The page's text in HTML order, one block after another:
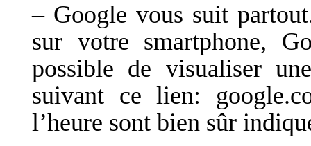
– Google vous suit
sur votre smartphone,
possible de visualiser
suivant ce lien:
l’heure sont bien sûr